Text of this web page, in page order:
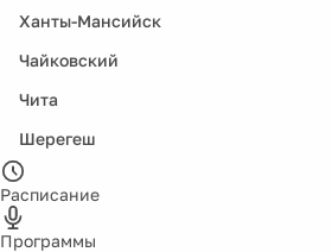
Ханты-Мансийск
Чайковский
Чита
Шерегеш
Расписание
Программы